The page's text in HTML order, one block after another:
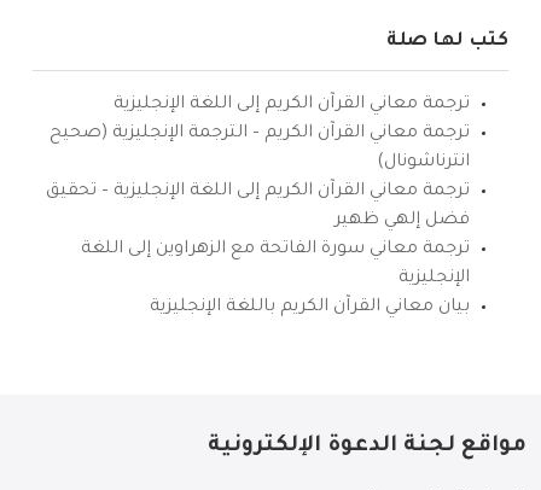
كتب لها صلة
ترجمة معاني القرآن الكريم إلى اللغة الإنجليزية
ترجمة معاني القرآن الكريم – الترجمة الإنجليزية (صحيح
انترناشونال)
ترجمة معاني القرآن الكريم إلى اللغة الإنجليزية – تحقيق
فضل إلهي ظهير
ترجمة معاني سورة الفاتحة مع الزهراوين إلى اللغة
الإنجليزية
بيان معاني القرآن الكريم باللغة الإنجليزية
مواقع لجنة الدعوة الإلكترونية